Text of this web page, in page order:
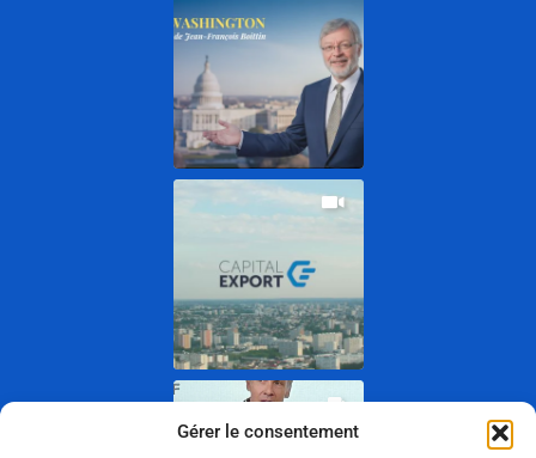
Gérer le consentement